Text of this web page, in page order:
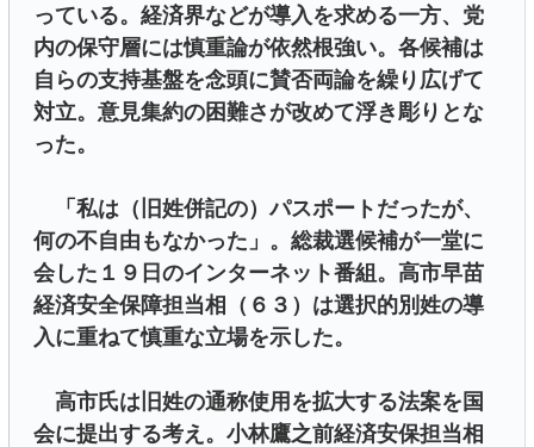
っている。経済界などが導入を求める一方、党
内の保守層には慎重論が依然根強い。各候補は
自らの支持基盤を念頭に賛否両論を繰り広げて
対立。意見集約の困難さが改めて浮き彫りとな
った。
「私は（旧姓併記の）パスポートだったが、
何の不自由もなかった」。総裁選候補が一堂に
会した１９日のインターネット番組。高市早苗
経済安全保障担当相（６３）は選択的別姓の導
入に重ねて慎重な立場を示した。
高市氏は旧姓の通称使用を拡大する法案を国
会に提出する考え。小林鷹之前経済安保担当相